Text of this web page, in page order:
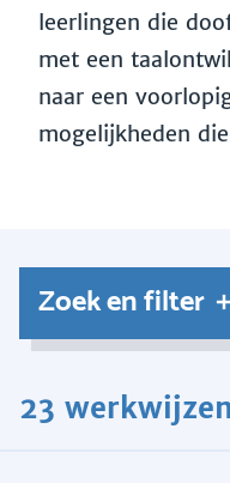
leerlingen die
met een
naar een
mogelijkheden
Zoek en filter
23